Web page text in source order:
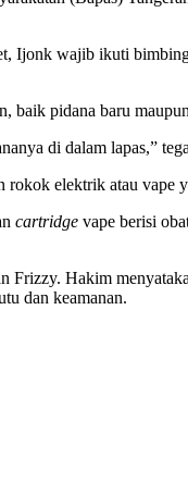
Ijonk wajib ikuti
baik pidana baru
di dalam lapas,”
elektrik atau vape
cartridge vape berisi
Frizzy. Hakim
dan keamanan.